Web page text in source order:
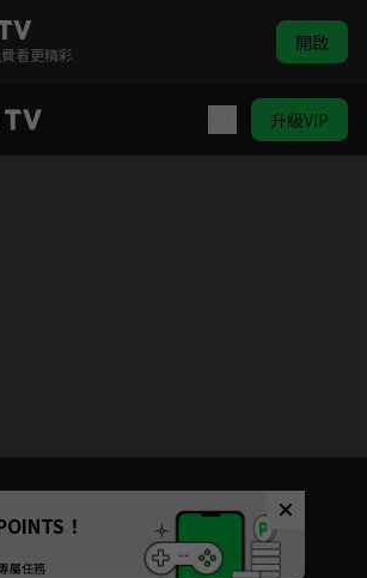
看更精彩 開啟
升級VIP
請見諒
！
屬任務